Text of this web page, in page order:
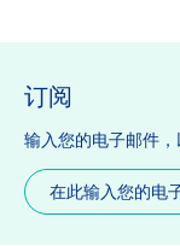
订阅
输入您的电子邮件，
电
子
邮